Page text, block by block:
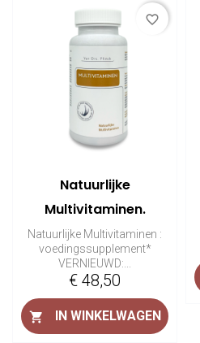
Natuurlijke
Multivitaminen.
Natuurlijke Multivitaminen :
voedingssupplement*
VERNIEUWD:...
Prijs
€ 48,50
 IN WINKELWAGEN
favorite_border